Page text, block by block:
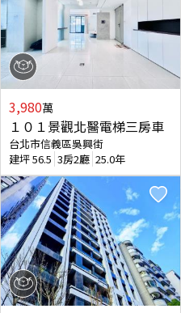
3,980萬
１０１景觀北醫電梯三房車
台北市信義區吳興街
建坪56.5 3房2廳 25.0年